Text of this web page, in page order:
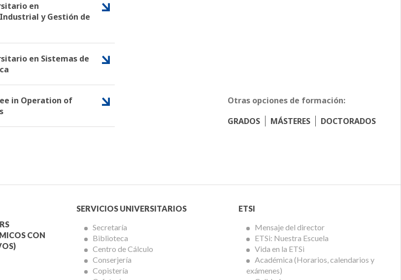
en
y Gestión de
en Sistemas de
in Operation of
Otras opciones de formación:
GRADOS
MÁSTERES DOCTORADOS
CON
Menú
Servicios
Universitarios
SERVICIOS UNIVERSITARIOS
Secretaría
Biblioteca
Centro de Cálculo
Conserjería
Copistería
Menú
ETSi
ETSI
Mensaje del director
ETSi: Nuestra Escuela
Vida en la ETSi
Académica (Horarios, calendarios y
exámenes)